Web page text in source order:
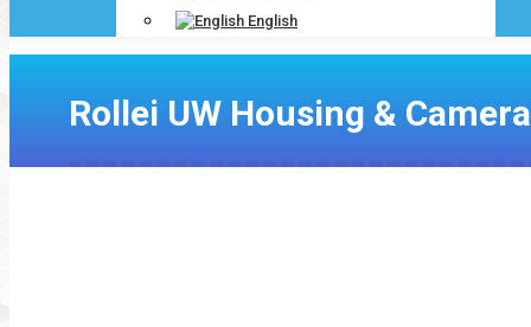
English
Rollei UW Housing &